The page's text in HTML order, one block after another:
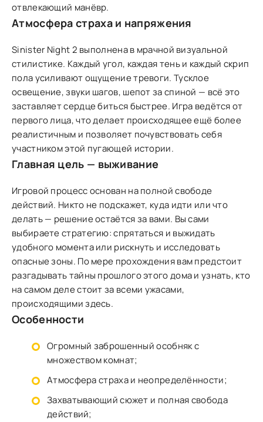
отвлекающий манёвр.
Атмосфера страха и напряжения
Sinister Night 2 выполнена в мрачной визуальной
стилистике. Каждый угол, каждая тень и каждый скрип
пола усиливают ощущение тревоги. Тусклое
освещение, звуки шагов, шепот за спиной — всё это
заставляет сердце биться быстрее. Игра ведётся от
первого лица, что делает происходящее ещё более
реалистичным и позволяет почувствовать себя
участником этой пугающей истории.
Главная цель — выживание
Игровой процесс основан на полной свободе
действий. Никто не подскажет, куда идти или что
делать — решение остаётся за вами. Вы сами
выбираете стратегию: спрятаться и выжидать
удобного момента или рискнуть и исследовать
опасные зоны. По мере прохождения вам предстоит
разгадывать тайны прошлого этого дома и узнать, кто
на самом деле стоит за всеми ужасами,
происходящими здесь.
Особенности
Огромный заброшенный особняк с
множеством комнат;
Атмосфера страха и неопределённости;
Захватывающий сюжет и полная свобода
действий;